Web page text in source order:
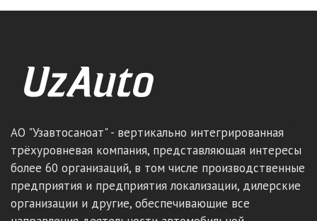
АО "Узавтосаноат" - вертикально интегрированная
трёхуровневая компания, представляющая интересы
более 60 организаций, в том числе производственные
предприятия и предприятия локализации, дилерские
организации и другие, обеспечивающие все